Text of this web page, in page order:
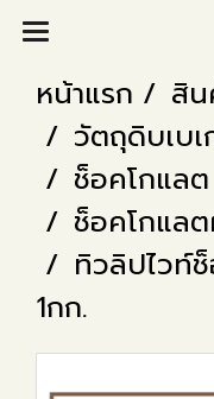
หน้าแรก
สิ
วัตถุดิบเบเ
ช็อคโกแล
ช็อคโกแล
ทิวลิปไวท์
1กก.